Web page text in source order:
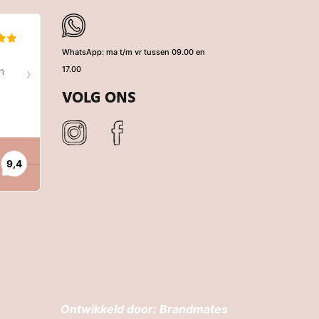
WhatsApp: ma t/m vr tussen 09.00 en
17.00
VOLG ONS
Ontwikkeld door: Brandmates